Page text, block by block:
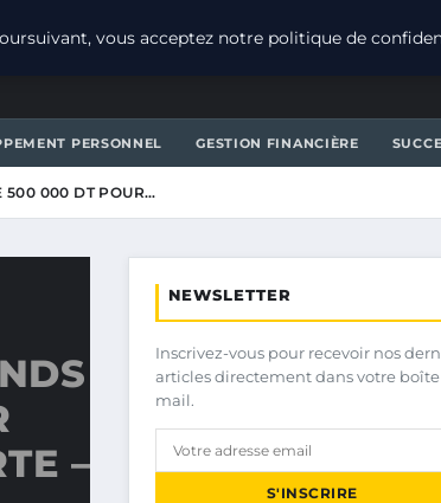
PERSONNEL GESTION FINANCIÈRE
500 000 DT POUR…
–
NEWSLETTER
Inscrivez-vous pour recevoir nos
articles directement dans votre boîte
mail.
S'INSCRIRE
vous acceptez notre politique de